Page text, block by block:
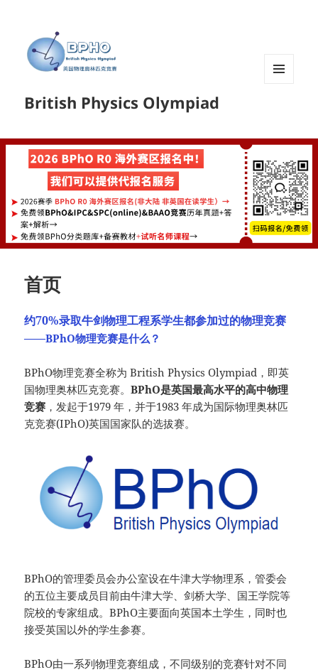
British Physics Olympiad
首页
约70%录取牛剑物理工程系学生都参加过的物理竞赛
——BPhO物理竞赛是什么？
BPhO物理竞赛全称为 British Physics Olympiad，即英
国物理奥林匹克竞赛。BPhO是英国最高水平的高中物理
竞赛 ，发起于1979 年，并于1983 年成为国际物理奥林匹
克竞赛(IPhO)英国国家队的选拔赛。
BPhO的管理委员会办公室设在牛津大学物理系，管委会
的五位主要成员目前由牛津大学、剑桥大学、国王学院等
院校的专家组成。BPhO主要面向英国本土学生，同时也
接受英国以外的学生参赛。
BPhO由一系列物理竞赛组成，不同级别的竞赛针对不同